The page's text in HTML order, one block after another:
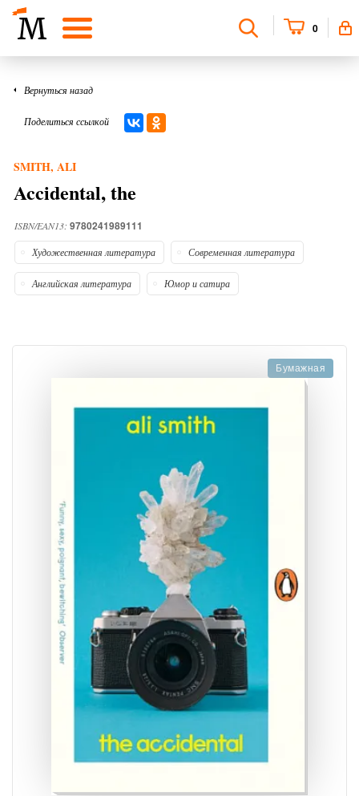
0
Вернуться назад
Поделиться ссылкой
SMITH, ALI
Accidental, the
ISBN/EAN13: 9780241989111
Художественная литература Современная литература
Английская литература Юмор и сатира
Бумажная